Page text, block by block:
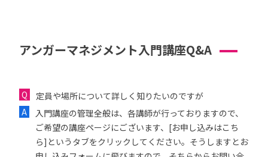
アンガーマネジメント入門講座Q&A
定員や場所について詳しく知りたいのですが
入門講座の管理全般は、各講師が行っておりますので、
ご希望の講座ページにございます、[お申し込みはこち
ら]というタブをクリックしてください。そうしますとお